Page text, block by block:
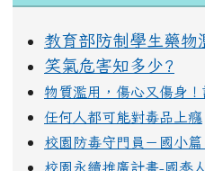
教育部防制學生藥物
笑氣危害知多少?
物質濫用，傷心又傷身
任何人都可能對毒品上癮
校園防毒守門員－國小篇
校園永續推廣計畫-國泰